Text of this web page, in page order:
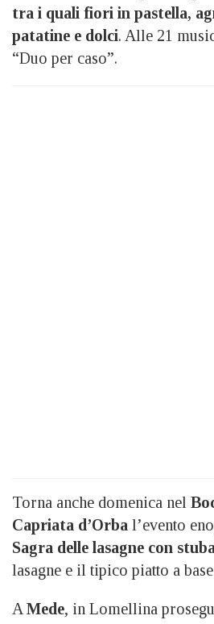
tra i quali fiori in pastella,
patatine e dolci. Alle 21
“Duo per caso”.
Torna anche domenica nel
Capriata d’Orba l’evento
Sagra delle lasagne con
lasagne e il tipico piatto a
A Mede, in Lomellina